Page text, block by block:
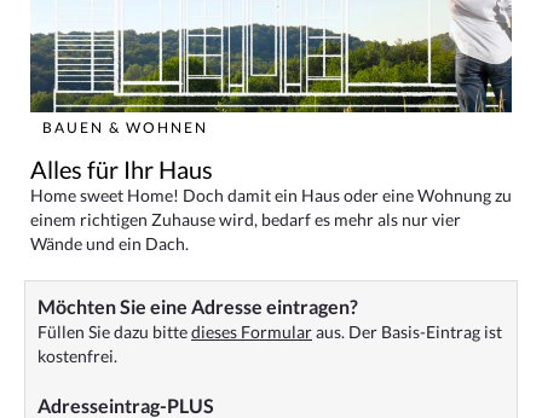
BAUEN & WOHNEN
Alles für Ihr Haus
Home sweet Home! Doch damit ein Haus oder eine Wohnung zu
einem richtigen Zuhause wird, bedarf es mehr als nur vier
Wände und ein Dach.
Möchten Sie eine Adresse eintragen?
Füllen Sie dazu bittedieses Formularaus. Der Basis-Eintrag ist
kostenfrei.
Adresseintrag-PLUS